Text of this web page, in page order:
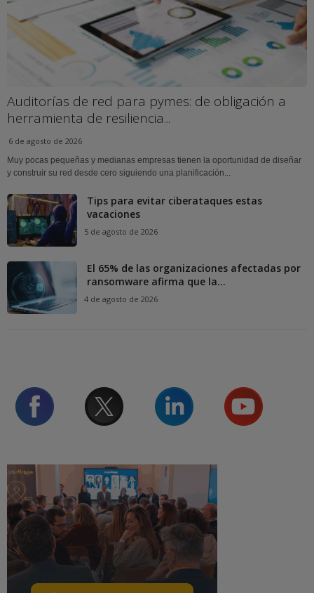
Auditorías de red para pymes: de obligación a
herramienta de resiliencia...
6 de agosto de 2026
Muy pocas pequeñas y medianas empresas tienen la oportunidad de diseñar
y construir su red desde cero siguiendo una planificación...
Tips para evitar ciberataques estas
vacaciones
5 de agosto de 2026
El 65% de las organizaciones afectadas por
ransomware afirma que la...
4 de agosto de 2026